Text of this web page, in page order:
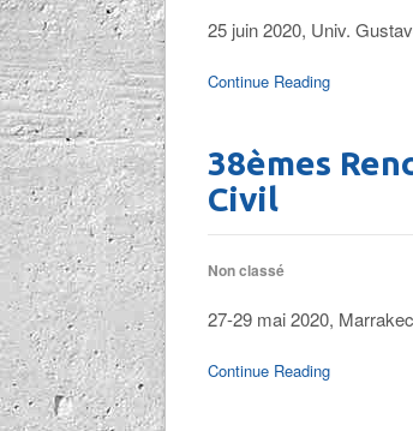
25 juin 2020, Univ.
Continue Reading
38èmes
Civil
Non classé
27-29 mai 2020,
Continue Reading